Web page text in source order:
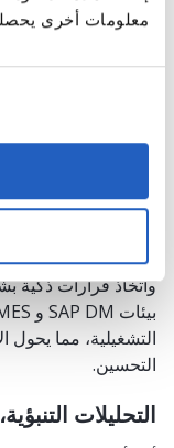
معلومات أخرى
الاستجابة والمرونة
الذكاء
الذكي
الذكاء الاصطناعي
يعملان على تشغيل
واتخاذ قرارات ذكية
التشغيلية، مما يحول
التحسين.
التحليلات